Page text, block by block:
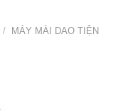
/ MÁY MÀI DAO TIỆN